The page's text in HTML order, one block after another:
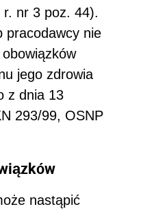
r. nr 3 poz. 44).
pracodawcy nie
jego zdrowia
z dnia 13
293/99, OSNP
nastąpić